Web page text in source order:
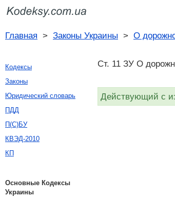
Главная > Законы Украины > О
Ст. 11 ЗУ О
Действующий с
Кодексы
Законы
Юридический словарь
ПДД
П(С)БУ
КВЭД-2010
КП
Основные Кодексы
Украины